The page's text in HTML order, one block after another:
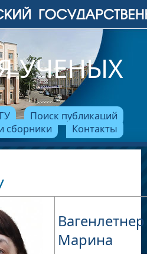
УЧЕНЫХ
Поиск публикаций
сборники
Контакты
Вагенлетнер
Марина